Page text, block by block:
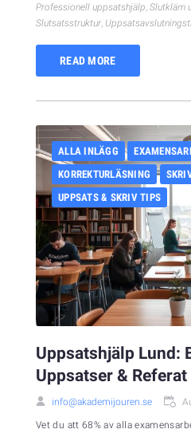
Professionell uppsatshjälp, Slutkläm
Slutsatsstruktur,
READ MORE
ALLA INLÄGG
KORREKTURLÄSNING
UPPSATS & SKRIV TIPS
Uppsatshjälp Lund:
Uppsatser & Referat
info@akademijouren.se
Vet du att 68% av alla